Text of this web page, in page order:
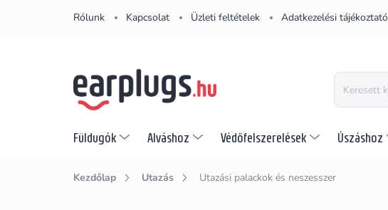
Rólunk Kapcsolat Üzleti feltételek Adatkezelési tájékoztató
Füldugók Alváshoz Védőfelszerelések Úszáshoz
Kezdőlap Utazás Utazási palackok és neszesszer